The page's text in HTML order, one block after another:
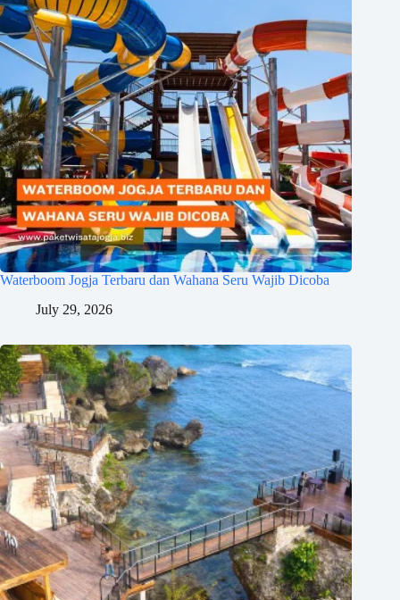
Waterboom Jogja Terbaru dan Wahana Seru Wajib Dicoba
July 29, 2026